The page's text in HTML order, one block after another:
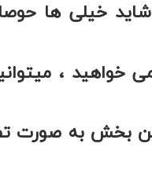
خیلی ها
خواهید ،
بخش به صورت